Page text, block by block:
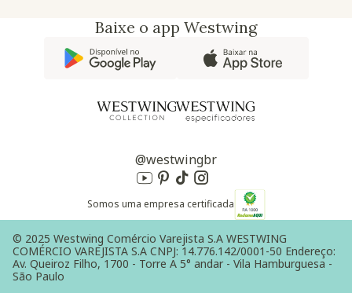
Baixe o app Westwing
@westwingbr
Somos uma empresa certificada
© 2025 Westwing Comércio Varejista S.A WESTWING
COMÉRCIO VAREJISTA S.A CNPJ: 14.776.142/0001-50 Endereço:
Av. Queiroz Filho, 1700 - Torre A 5° andar - Vila Hamburguesa -
São Paulo